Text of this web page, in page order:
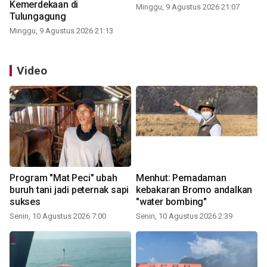
Kemerdekaan di
Tulungagung
Minggu, 9 Agustus 2026 21:13
Minggu, 9 Agustus 2026 21:07
Video
Program "Mat Peci" ubah
buruh tani jadi peternak sapi
sukses
Senin, 10 Agustus 2026 7:00
Menhut: Pemadaman
kebakaran Bromo andalkan
"water bombing"
Senin, 10 Agustus 2026 2:39